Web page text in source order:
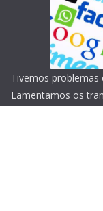
Tivemos
Lamentamos os